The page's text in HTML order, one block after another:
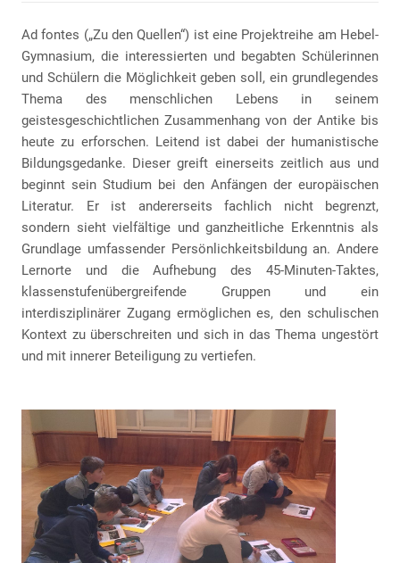
Ad fontes („Zu den Quellen“) ist eine Projektreihe am Hebel-
Gymnasium, die interessierten und begabten Schülerinnen
und Schülern die Möglichkeit geben soll, ein grundlegendes
Thema des menschlichen Lebens in seinem
geistesgeschichtlichen Zusammenhang von der Antike bis
heute zu erforschen. Leitend ist dabei der humanistische
Bildungsgedanke. Dieser greift einerseits zeitlich aus und
beginnt sein Studium bei den Anfängen der europäischen
Literatur. Er ist andererseits fachlich nicht begrenzt,
sondern sieht vielfältige und ganzheitliche Erkenntnis als
Grundlage umfassender Persönlichkeitsbildung an. Andere
Lernorte und die Aufhebung des 45-Minuten-Taktes,
klassenstufenübergreifende Gruppen und ein
interdisziplinärer Zugang ermöglichen es, den schulischen
Kontext zu überschreiten und sich in das Thema ungestört
und mit innerer Beteiligung zu vertiefen.